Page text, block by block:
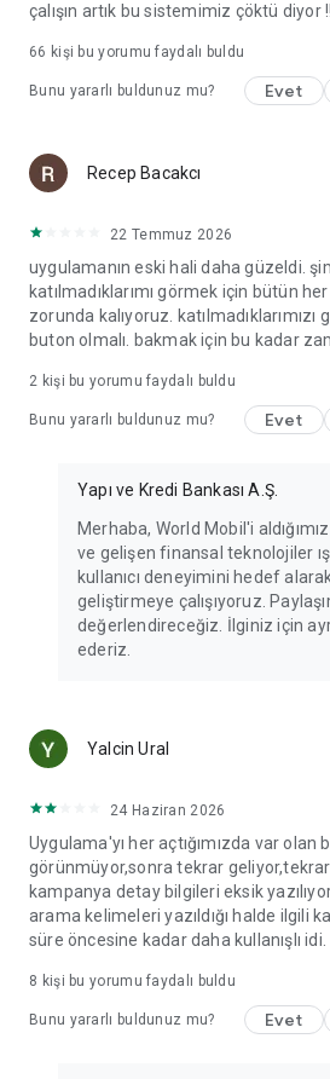
çalışın artık bu sistemimiz çöktü diyor
66 kişi bu yorumu faydalı buldu
Bunu yararlı buldunuz mu? Evet
Recep Bacakcı
22 Temmuz 2026
uygulamanın eski hali daha güzeldi.
katılmadıklarımı görmek için bütün
zorunda kalıyoruz. katılmadıklarımızı
buton olmalı. bakmak için bu kadar
2 kişi bu yorumu faydalı buldu
Bunu yararlı buldunuz mu? Evet
Yapı ve Kredi Bankası A.Ş.
Merhaba, World Mobil'i
ve gelişen finansal teknolojiler
kullanıcı deneyimini hedef
geliştirmeye çalışıyoruz.
değerlendireceğiz. İlginiz için
ederiz.
Yalcin Ural
24 Haziran 2026
Uygulama'yı her açtığımızda var olan
görünmüyor,sonra tekrar
kampanya detay bilgileri eksik
arama kelimeleri yazıldığı halde ilgili
süre öncesine kadar daha kullanışlı idi.
8 kişi bu yorumu faydalı buldu
Bunu yararlı buldunuz mu? Evet